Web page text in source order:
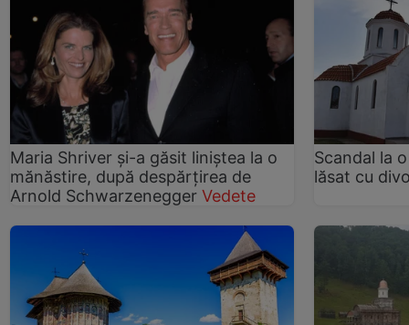
Maria Shriver și-a găsit liniștea la o
mănăstire, după despărțirea de
Arnold Schwarzenegger Vedete
Scandal la
lăsat cu